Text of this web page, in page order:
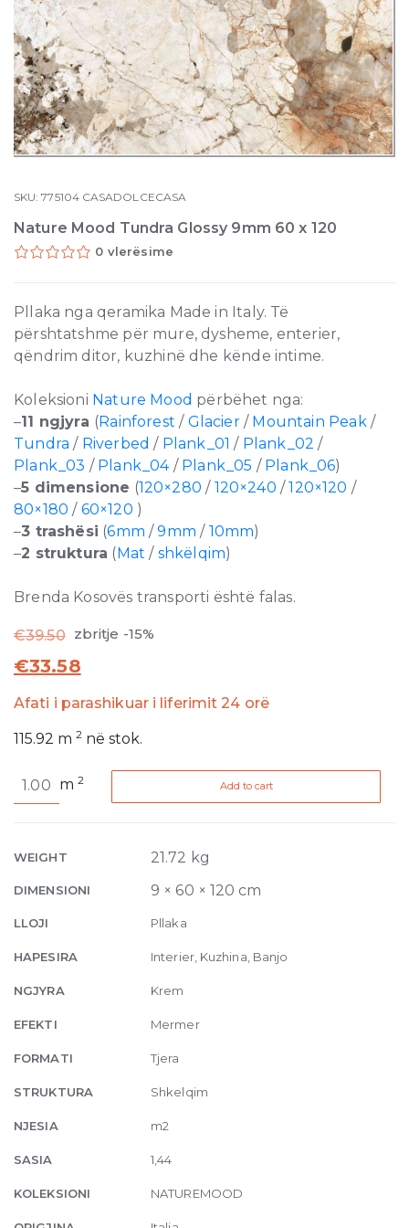
SKU:775104 CASADOLCECASA
Nature Mood Tundra Glossy 9mm 60 x 120
0 vlerësime
Pllaka nga qeramika Made in Italy. Të
përshtatshme për mure, dysheme, enterier,
qëndrim ditor, kuzhinë dhe kënde intime.
Koleksioni Nature Mood përbëhet nga:
–11 ngjyra (Rainforest / Glacier/ Mountain Peak/
Tundra / Riverbed / Plank_01 / Plank_02 /
Plank_03 / Plank_04/ Plank_05 / Plank_06)
–5 dimensione (120×280 / 120×240 /120×120 /
80×180/ 60×120 )
–3 trashësi (6mm/9mm / 10mm)
–2 struktura (Mat/ shkëlqim)
Brenda Kosovës transporti është falas.
€39.50 zbritje -15%
€33.58
Afati i parashikuar i liferimit 24 orë
115.92 m2 në stok.
Mood
9mm
x
120
m2 Add to cart
WEIGHT 21.72 kg
DIMENSIONI 9 × 60 × 120 cm
LLOJI Pllaka
HAPESIRA Interier, Kuzhina, Banjo
NGJYRA Krem
EFEKTI Mermer
FORMATI Tjera
STRUKTURA Shkelqim
NJESIA m2
SASIA 1,44
KOLEKSIONI NATUREMOOD